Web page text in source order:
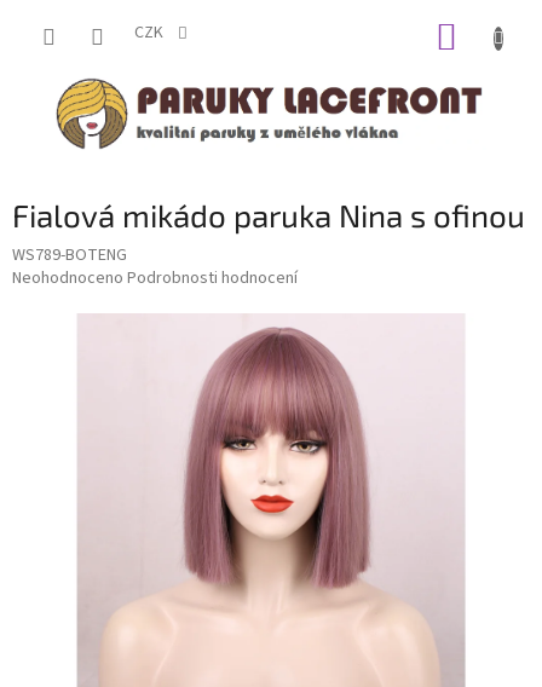
CZK
Fialová mikádo paruka Nina s ofinou
WS789-BOTENG
Průměrné
Neohodnoceno Podrobnosti hodnocení